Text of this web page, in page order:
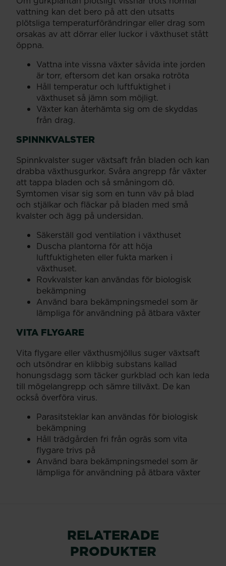
vattning kan det bero på att den utsatts
plötsliga temperaturförändringar eller drag som
orsakas av att dörrar eller luckor i växthuset stått
öppna.
Vattna inte vissna växter såvida inte jorden
är torr, eftersom det kan orsaka rotröta
Håll temperatur och luftfuktighet i
växthuset så jämn som möjligt.
Växter kan återhämta sig om de skyddas
från drag.
SPINNKVALSTER
Spinnkvalster suger växtsaft från bladen och kan
drabba växthusgurkor. Svåra angrepp får växter
att tappa bladen och så småningom dö.
Symtomen visar sig som en tunn väv på blad
och stjälkar och fläckar på bladen med små
kvalster och ägg på undersidan.
Säkerställ god ventilation i växthuset
Duscha plantorna för att höja
luftfuktigheten eller fukta marken i
växthuset.
Rovkvalster kan användas för biologisk
bekämpning
Använd bara bekämpningsmedel som är
lämpliga för användning på ätbara växter
VITA FLYGARE
Vita flygare eller växthusmjöllus suger växtsaft
och utsöndrar en klibbig substans kallad
honungsdagg som täcker gurkblad och kan leda
till mögelangrepp och sämre tillväxt. De kan
också överföra virus.
Parasitsteklar kan användas för biologisk
bekämpning
Håll trädgården fri från ogräs som vita
flygare trivs på
Använd bara bekämpningsmedel som är
lämpliga för användning på ätbara växter
RELATERADE
PRODUKTER